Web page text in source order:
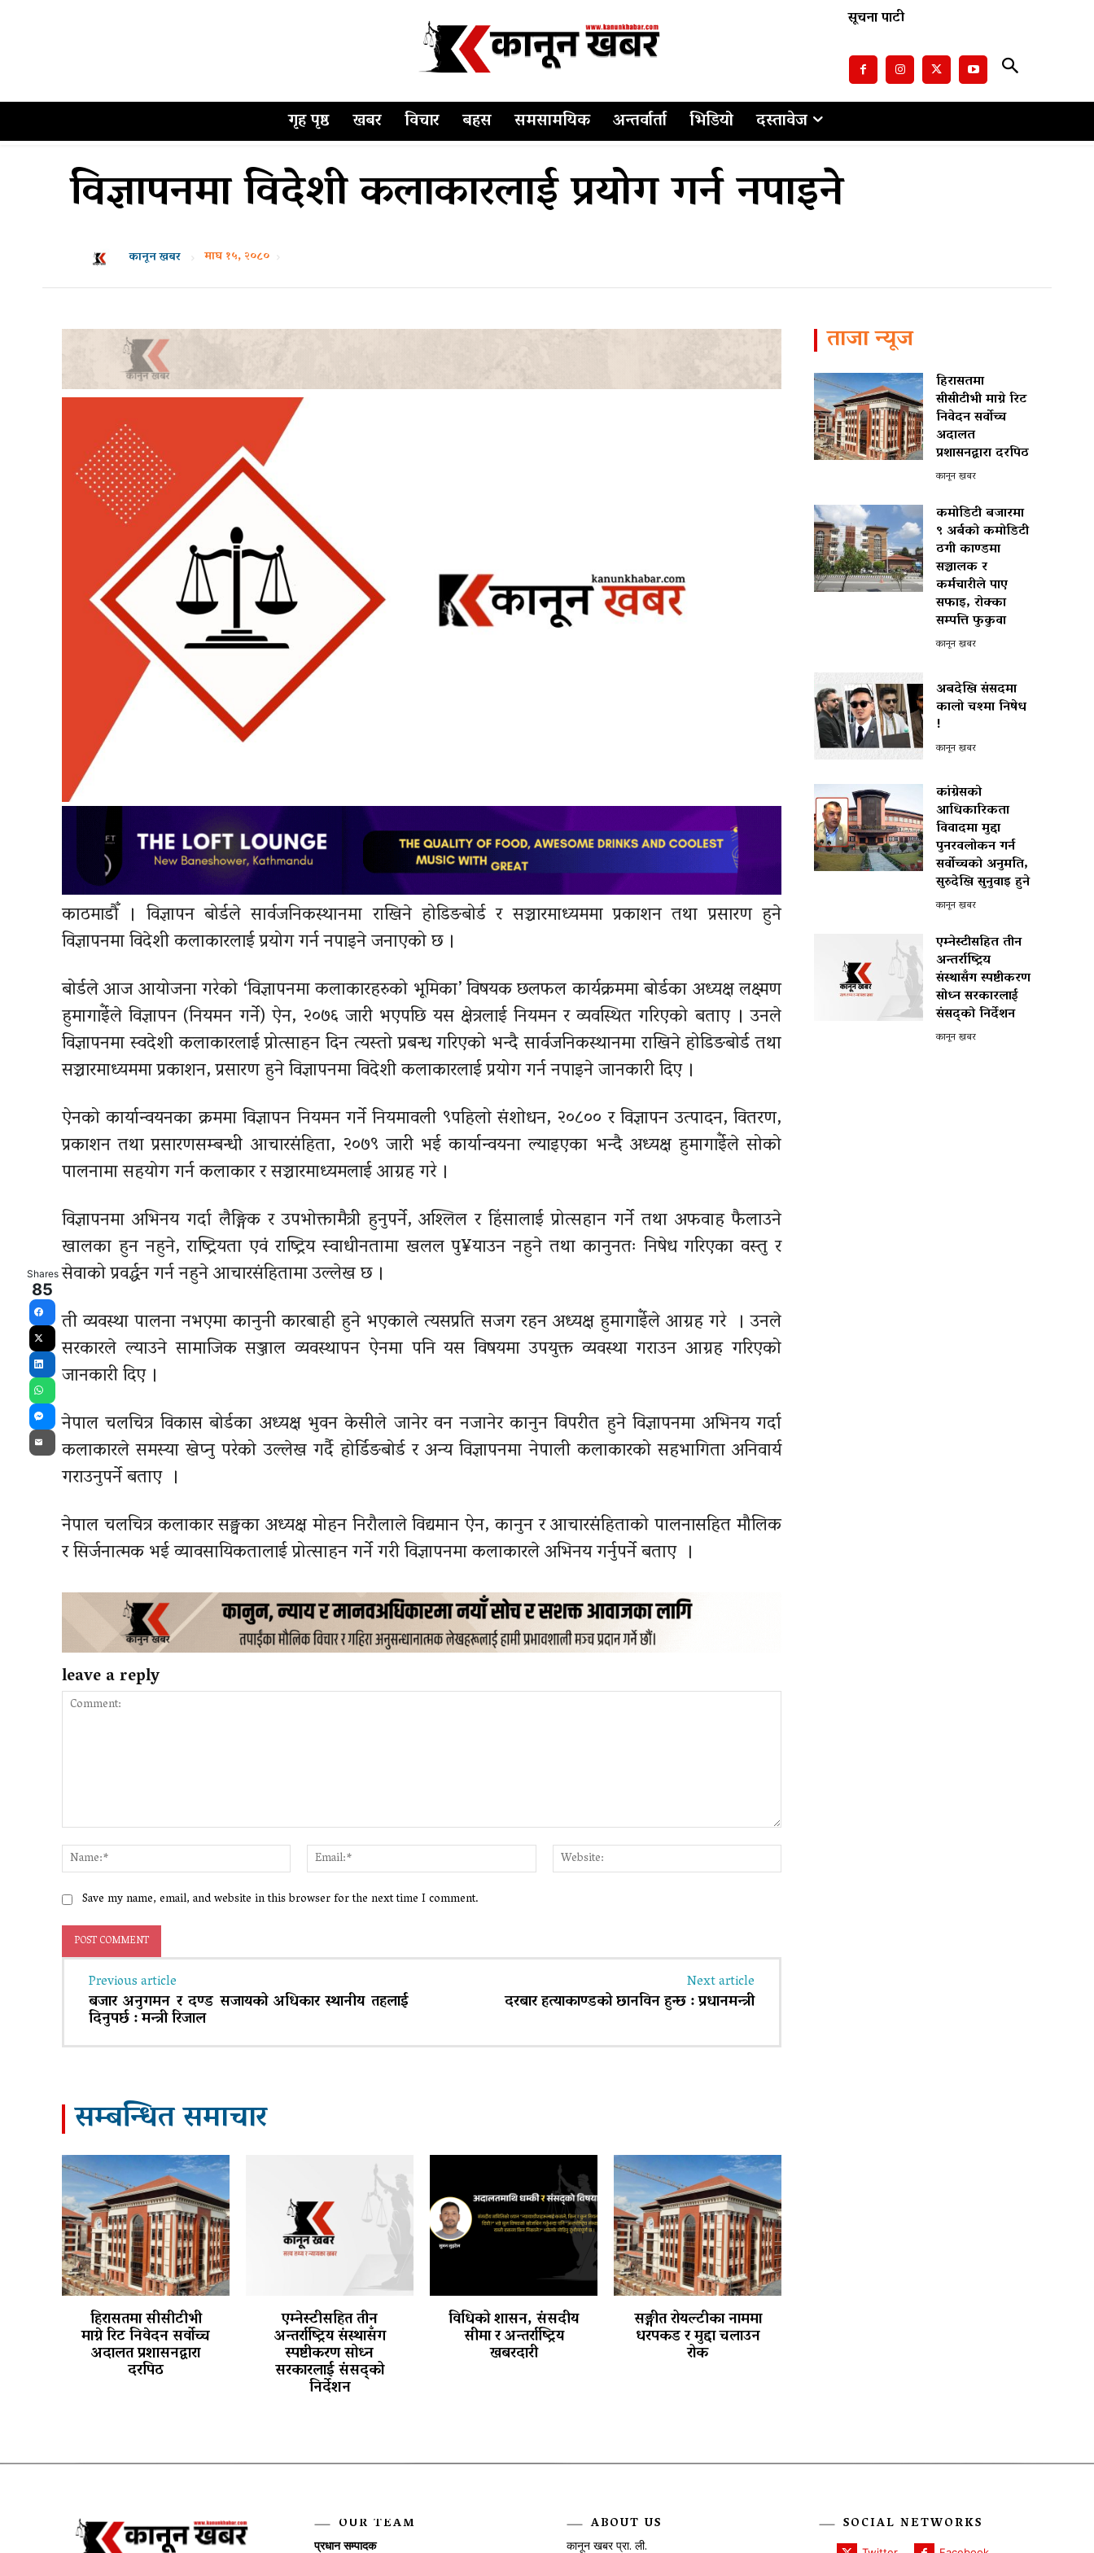
सूचना पाटी
गृह पृष्ठ खबर विचार बहस समसामयिक अन्तर्वार्ता भिडियो दस्तावेज
विज्ञापनमा विदेशी कलाकारलाई प्रयोग गर्न नपाइने
कानून खबर माघ १५, २०८०
काठमाडौँ । विज्ञापन बोर्डले सार्वजनिकस्थानमा राखिने होडिङबोर्ड र सञ्चारमाध्यममा प्रकाशन तथा प्रसारण हुने
विज्ञापनमा विदेशी कलाकारलाई प्रयोग गर्न नपाइने जनाएको छ ।
बोर्डले आज आयोजना गरेको ‘विज्ञापनमा कलाकारहरुको भूमिका’ विषयक छलफल कार्यक्रममा बोर्डका अध्यक्ष लक्ष्मण
हुमागाईँले विज्ञापन (नियमन गर्ने) ऐन, २०७६ जारी भएपछि यस क्षेत्रलाई नियमन र व्यवस्थित गरिएको बताए । उनले
विज्ञापनमा स्वदेशी कलाकारलाई प्रोत्साहन दिन त्यस्तो प्रबन्ध गरिएको भन्दै सार्वजनिकस्थानमा राखिने होडिङबोर्ड तथा
सञ्चारमाध्यममा प्रकाशन, प्रसारण हुने विज्ञापनमा विदेशी कलाकारलाई प्रयोग गर्न नपाइने जानकारी दिए ।
ऐनको कार्यान्वयनका क्रममा विज्ञापन नियमन गर्ने नियमावली ९पहिलो संशोधन, २०८०० र विज्ञापन उत्पादन, वितरण,
प्रकाशन तथा प्रसारणसम्बन्धी आचारसंहिता, २०७९ जारी भई कार्यान्वयना ल्याइएका भन्दै अध्यक्ष हुमागाईँले सोको
पालनामा सहयोग गर्न कलाकार र सञ्चारमाध्यमलाई आग्रह गरे ।
विज्ञापनमा अभिनय गर्दा लैङ्गिक र उपभोक्तामैत्री हुनुपर्ने, अश्लिल र हिंसालाई प्रोत्सहान गर्ने तथा अफवाह फैलाउने
खालका हुन नहुने, राष्ट्रियता एवं राष्ट्रिय स्वाधीनतामा खलल पु¥याउन नहुने तथा कानुनतः निषेध गरिएका वस्तु र
सेवाको प्रवर्द्धन गर्न नहुने आचारसंहितामा उल्लेख छ ।
ती व्यवस्था पालना नभएमा कानुनी कारबाही हुने भएकाले त्यसप्रति सजग रहन अध्यक्ष हुमागाईँले आग्रह गरे । उनले
सरकारले ल्याउने सामाजिक सञ्जाल व्यवस्थापन ऐनमा पनि यस विषयमा उपयुक्त व्यवस्था गराउन आग्रह गरिएको
जानकारी दिए ।
नेपाल चलचित्र विकास बोर्डका अध्यक्ष भुवन केसीले जानेर वन नजानेर कानुन विपरीत हुने विज्ञापनमा अभिनय गर्दा
कलाकारले समस्या खेप्नु परेको उल्लेख गर्दै होर्डिङबोर्ड र अन्य विज्ञापनमा नेपाली कलाकारको सहभागिता अनिवार्य
गराउनुपर्ने बताए ।
नेपाल चलचित्र कलाकार सङ्घका अध्यक्ष मोहन निरौलाले विद्यमान ऐन, कानुन र आचारसंहिताको पालनासहित मौलिक
र सिर्जनात्मक भई व्यावसायिकतालाई प्रोत्साहन गर्ने गरी विज्ञापनमा कलाकारले अभिनय गर्नुपर्ने बताए ।
leave a reply
Name:*
Email:*
Save my name, email, and website in this browser for the next time I comment.
Previous article
बजार अनुगमन र दण्ड सजायको अधिकार स्थानीय तहलाई
दिनुपर्छ : मन्त्री रिजाल
Next article
दरबार हत्याकाण्डको छानविन हुन्छ : प्रधानमन्त्री
सम्बन्धित समाचार
हिरासतमा सीसीटीभी
माग्ने रिट निवेदन सर्वोच्च
अदालत प्रशासनद्वारा
दरपिठ
एम्नेस्टीसहित तीन
अन्तर्राष्ट्रिय संस्थासँग
स्पष्टीकरण सोध्न
सरकारलाई संसद्को
निर्देशन
विधिको शासन, संसदीय
सीमा र अन्तर्राष्ट्रिय
खबरदारी
सङ्गीत रोयल्टीका नाममा
धरपकड र मुद्दा चलाउन
रोक
ताजा न्यूज
हिरासतमा
सीसीटीभी माग्ने रिट
निवेदन सर्वोच्च
अदालत
प्रशासनद्वारा दरपिठ
कानून खबर
कमोडिटी बजारमा
९ अर्बको कमोडिटी
ठगी काण्डमा
सञ्चालक र
कर्मचारीले पाए
सफाइ, रोक्का
सम्पत्ति फुकुवा
कानून खबर
अबदेखि संसदमा
कालो चश्मा निषेध
!
कानून खबर
कांग्रेसको
आधिकारिकता
विवादमा मुद्दा
पुनरवलोकन गर्न
सर्वोच्चको अनुमति,
सुरुदेखि सुनुवाइ हुने
कानून खबर
एम्नेस्टीसहित तीन
अन्तर्राष्ट्रिय
संस्थासँग स्पष्टीकरण
सोध्न सरकारलाई
संसद्को निर्देशन
कानून खबर
OUR TEAM
प्रधान सम्पादक
ABOUT US
कानून खबर प्रा. ली.
SOCIAL NETWORKS
Shares
85
Facebook
X
LinkedIn
WhatsApp
Messenger
Email